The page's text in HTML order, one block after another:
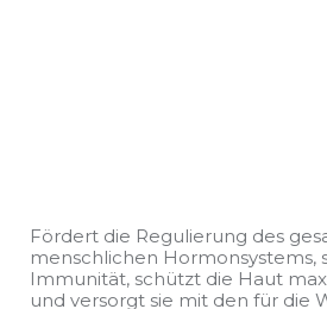
Fördert die Regulierung des
menschlichen Hormonsystems,
Immunität, schützt die Haut
und versorgt sie mit den für die